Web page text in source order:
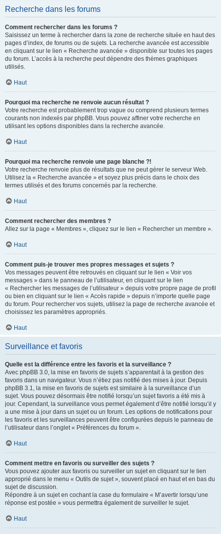
Recherche dans les forums
Comment rechercher dans les forums ?
Saisissez un terme à rechercher dans la zone de recherche située en haut des
pages d’index, de forums ou de sujets. La recherche avancée est accessible
en cliquant sur le lien « Recherche avancée » disponible sur toutes les pages
du forum. L’accès à la recherche peut dépendre des thèmes graphiques
utilisés.
Haut
Pourquoi ma recherche ne renvoie aucun résultat ?
Votre recherche est probablement trop vague ou comprend plusieurs termes
courants non indexés par phpBB. Vous pouvez affiner votre recherche en
utilisant les options disponibles dans la recherche avancée.
Haut
Pourquoi ma recherche renvoie une page blanche ?!
Votre recherche renvoie plus de résultats que ne peut gérer le serveur Web.
Utilisez la « Recherche avancée » et soyez plus précis dans le choix des
termes utilisés et des forums concernés par la recherche.
Haut
Comment rechercher des membres ?
Allez sur la page « Membres », cliquez sur le lien « Rechercher un membre ».
Haut
Comment puis-je trouver mes propres messages et sujets ?
Vos messages peuvent être retrouvés en cliquant sur le lien « Voir vos
messages » dans le panneau de l’utilisateur, en cliquant sur le lien
« Rechercher les messages de l’utilisateur » depuis votre propre page de profil
ou bien en cliquant sur le lien « Accès rapide » depuis n’importe quelle page
du forum. Pour rechercher vos sujets, utilisez la page de recherche avancée et
choisissez les paramètres appropriés.
Haut
Surveillance et favoris
Quelle est la différence entre les favoris et la surveillance ?
Avec phpBB 3.0, la mise en favoris de sujets s’apparentait à la gestion des
favoris dans un navigateur. Vous n’étiez pas notifié des mises à jour. Depuis
phpBB 3.1, la mise en favoris de sujets est similaire à la surveillance d’un
sujet. Vous pouvez désormais être notifié lorsqu’un sujet favoris a été mis à
jour. Cependant, la surveillance vous permet également d’être notifié lorsqu’il y
a une mise à jour dans un sujet ou un forum. Les options de notifications pour
les favoris et les surveillances peuvent être configurées depuis le panneau de
l’utilisateur dans l’onglet « Préférences du forum ».
Haut
Comment mettre en favoris ou surveiller des sujets ?
Vous pouvez ajouter aux favoris ou surveiller un sujet en cliquant sur le lien
approprié dans le menu « Outils de sujet », souvent placé en haut et en bas du
sujet de discussion.
Répondre à un sujet en cochant la case du formulaire « M’avertir lorsqu’une
réponse est postée » vous permettra également de surveiller le sujet.
Haut